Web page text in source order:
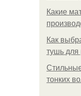
Какие
Как
тушь для
тонких